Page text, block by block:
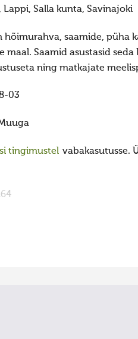
Lappi, Salla kunta, Savinajoki
hõimurahva, saamide, püha
maal. Saamid asustasid
ning matkajate
03
tingimustel vabakasutusse.